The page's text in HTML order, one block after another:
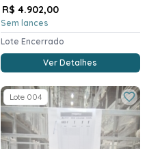
R$ 4.902,00
Sem lances
Lote Encerrado
Ver Detalhes
Lote 004